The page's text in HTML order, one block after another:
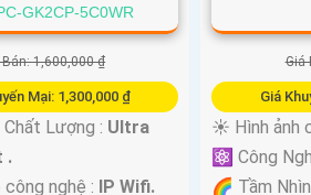
GK2CP-5C0WR
Bán: 1,600,000 ₫
Mại: 1,300,000 ₫
Lượng : Ultra
.
nghệ : IP Wifi.
Giá
Giá
☀️ Hình ảnh
⚛️ Công
🌈 Tầm